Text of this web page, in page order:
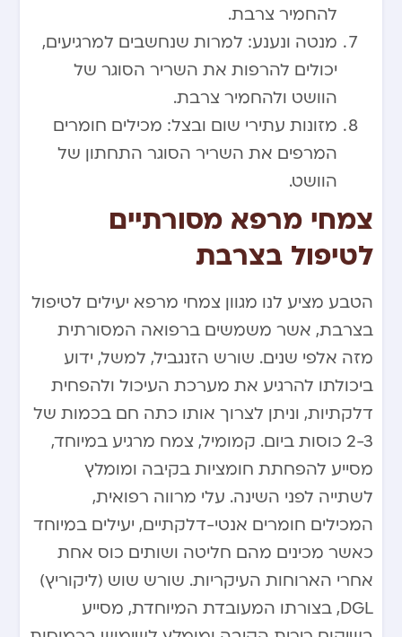
להחמיר צרבת.
מנטה ונענע: למרות שנחשבים למרגיעים,
יכולים להרפות את השריר הסוגר של
הוושט ולהחמיר צרבת.
מזונות עתירי שום ובצל: מכילים חומרים
המרפים את השריר הסוגר התחתון של
הוושט.
צמחי מרפא מסורתיים
לטיפול בצרבת
הטבע מציע לנו מגוון צמחי מרפא יעילים לטיפול
בצרבת, אשר משמשים ברפואה המסורתית
מזה אלפי שנים. שורש הזנגביל, למשל, ידוע
ביכולתו להרגיע את מערכת העיכול ולהפחית
דלקתיות, וניתן לצרוך אותו כתה חם בכמות של
2-3 כוסות ביום. קמומיל, צמח מרגיע במיוחד,
מסייע להפחתת חומציות בקיבה ומומלץ
לשתייה לפני השינה. עלי מרווה רפואית,
המכילים חומרים אנטי-דלקתיים, יעילים במיוחד
כאשר מכינים מהם חליטה ושותים כוס אחת
אחרי הארוחות העיקריות. שורש שוש (ליקוריץ)
DGL, בצורתו המעובדת המיוחדת, מסייע